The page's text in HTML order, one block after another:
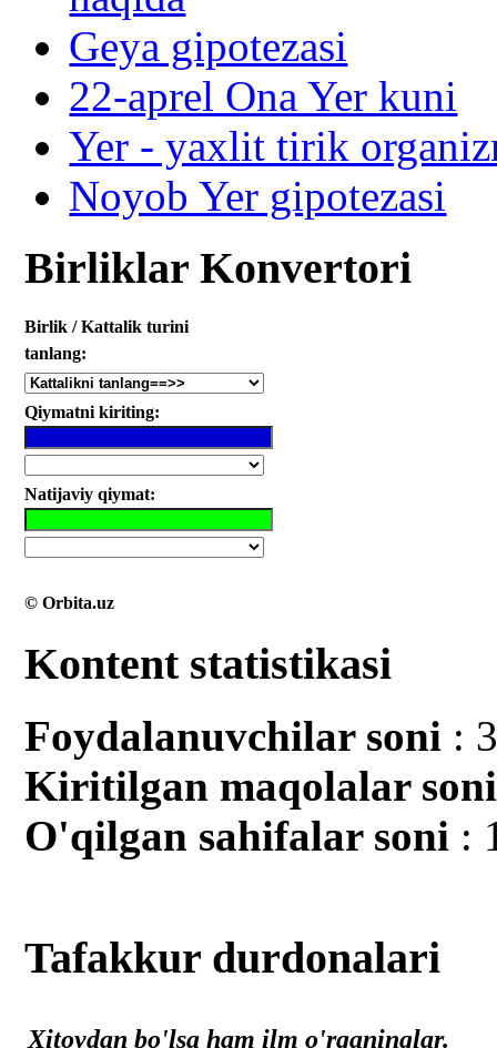
Geya gipotezasi
22-aprel Ona Yer kuni
Yer - yaxlit tirik
Noyob Yer gipotezasi
Birliklar Konvertori
Birlik / Kattalik turini
tanlang:
Qiymatni kiriting:
Natijaviy qiymat:
© Orbita.uz
Kontent statistikasi
Foydalanuvchilar soni :
Kiritilgan mаqolalar soni
O'qilgan sahifalar soni :
Tafakkur durdonalari
Xitoydan bo'lsa ham ilm o'rganinglar.